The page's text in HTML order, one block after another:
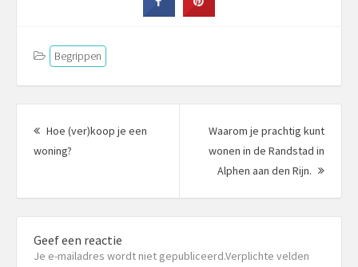
Begrippen
Berichtnavigatie
Hoe (ver)koop je een
woning?
Waarom je prachtig kunt
wonen in de Randstad in
Alphen aan den Rijn.
Geef een reactie
Je e-mailadres wordt niet gepubliceerd.Verplichte velden